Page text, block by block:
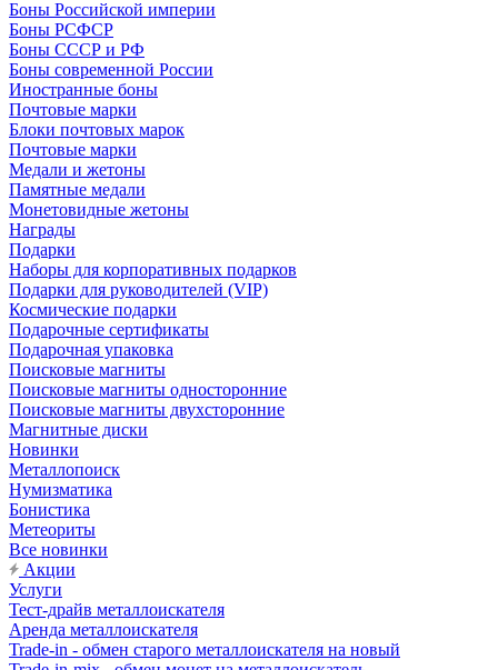
Боны Российской империи
Боны РСФСР
Боны СССР и РФ
Боны современной России
Иностранные боны
Почтовые марки
Блоки почтовых марок
Почтовые марки
Медали и жетоны
Памятные медали
Монетовидные жетоны
Награды
Подарки
Наборы для корпоративных подарков
Подарки для руководителей (VIP)
Космические подарки
Подарочные сертификаты
Подарочная упаковка
Поисковые магниты
Поисковые магниты односторонние
Поисковые магниты двухсторонние
Магнитные диски
Новинки
Металлопоиск
Нумизматика
Бонистика
Метеориты
Все новинки
Акции
Услуги
Тест-драйв металлоискателя
Аренда металлоискателя
Trade-in - обмен старого металлоискателя на новый